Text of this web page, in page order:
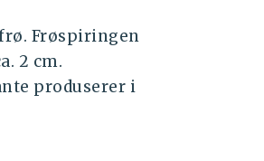
Frøspiringen
2 cm.
produserer i